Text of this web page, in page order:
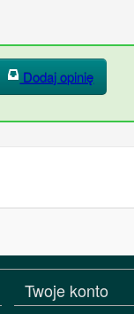
Dodaj opinię
Twoje konto